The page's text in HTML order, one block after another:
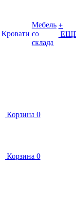
Кровати
Мебель
со
склада
+
Корзина 0
Корзина 0